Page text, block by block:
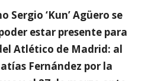
Sergio ‘Kun’ Agüero se
estar presente para
Atlético de Madrid: al
Fernández por la